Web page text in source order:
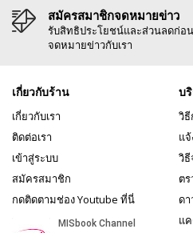
สมัครสมาชิกจดหมายข่าว
รับสิทธิประโยชน์และส่วนลดก่อ
จดหมายข่าวกับเรา
เกี่ยวกับร้าน
เกี่ยวกับเรา
ติดต่อเรา
เข้าสู่ระบบ
สมัครสมาชิก
กดติดตามช่อง Youtube ที่นี่
บ
วิธี
แ
วิ
ต
ด
แ